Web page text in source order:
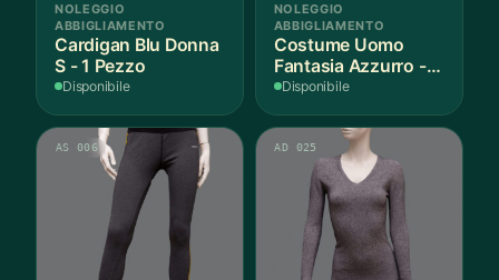
NOLEGGIO
ABBIGLIAMENTO
Cardigan Blu Donna
S - 1 Pezzo
Disponibile
NOLEGGIO
ABBIGLIAMENTO
Costume Uomo
Fantasia Azzurro - 1
Pezzo
Disponibile
AS 006 AD 025